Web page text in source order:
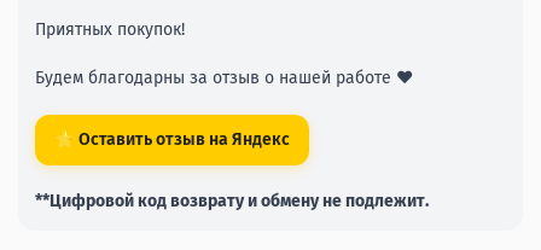
Приятных покупок!
Будем благодарны за отзыв о нашей работе ❤️
⭐ Оставить отзыв на Яндекс
**Цифровой код возврату и обмену не подлежит.